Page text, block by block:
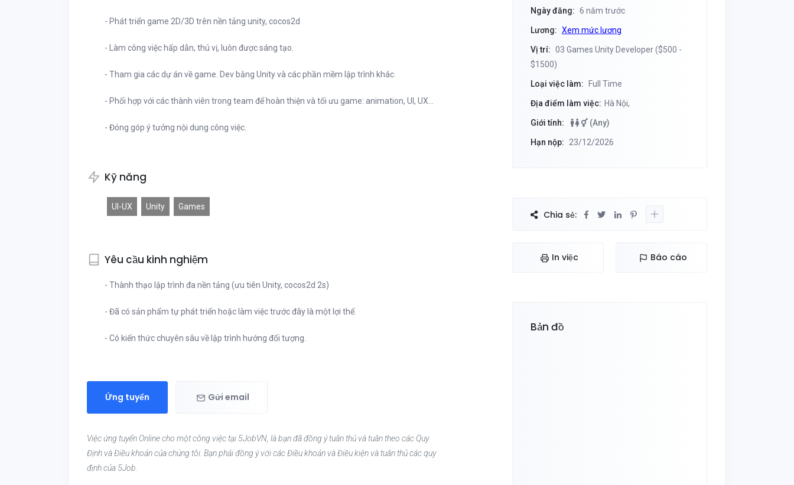
- Phát triển game 2D/3D trên nền tảng unity, cocos2d
- Làm công việc hấp dẫn, thú vị, luôn được sáng tạo.
- Tham gia các dự án về game. Dev bằng Unity và các phần mềm lập trình khác.
- Phối hợp với các thành viên trong team để hoàn thiện và tối ưu game: animation, UI, UX...
- Đóng góp ý tưởng nội dung công việc.
Kỹ năng
UI-UX Unity Games
Yêu cầu kinh nghiệm
- Thành thạo lập trình đa nền tảng (ưu tiên Unity, cocos2d 2s)
- Đã có sản phẩm tự phát triển hoặc làm việc trước đây là một lợi thế.
- Có kiến thức chuyên sâu về lập trình hướng đối tượng.
Ứng tuyển Gửi email
Việc ứng tuyển Online cho một công việc tại 5JobVN, là bạn đã đồng ý tuân thủ và tuân theo các Quy
Định và Điều khoản của chúng tôi. Bạn phải đồng ý với các Điều khoản và Điều kiện và tuân thủ các quy
định của 5Job.
Ngày đăng: 6 năm trước
Lương: Xem mức lương
Vị trí: 03 Games Unity Developer ($500 -
$1500)
Loại việc làm: Full Time
Địa điểm làm việc: Hà Nội,
Giới tính: (Any)
Hạn nộp: 23/12/2026
Chia sẻ:
In việc Báo cáo
Bản đồ